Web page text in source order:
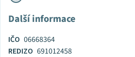
Další informace
IČO 06668364
REDIZO 691012458